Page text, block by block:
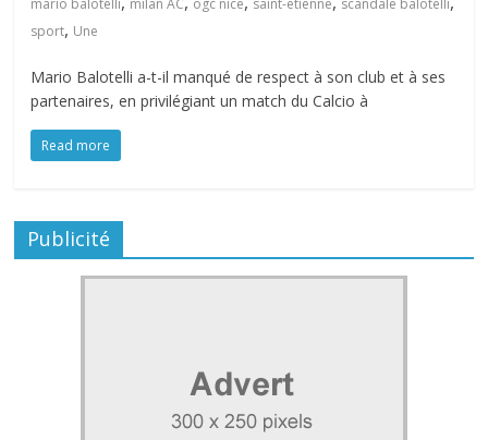
sport, Une
Mario Balotelli a-t-il manqué de respect à son club et à ses
partenaires, en privilégiant un match du Calcio à
Read more
Publicité